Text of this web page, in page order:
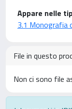
Appare nelle
3.1
File in questo
Non ci sono file